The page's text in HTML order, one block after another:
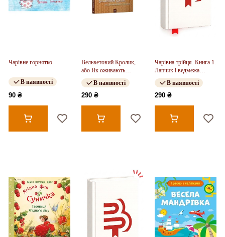
Чарівне горнятко
В наявності
90 ₴
Вельветовий Кролик,
або Як оживають
іграшки
В наявності
290 ₴
Чарівна трійця. Книга 1.
Лапчик і ведмежа
відвага (у)
В наявності
290 ₴